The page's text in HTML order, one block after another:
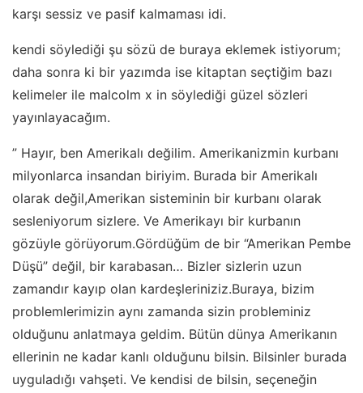
karşı sessiz ve pasif kalmaması idi.
kendi söylediği şu sözü de buraya eklemek istiyorum;
daha sonra ki bir yazımda ise kitaptan seçtiğim bazı
kelimeler ile malcolm x in söylediği güzel sözleri
yayınlayacağım.
” Hayır, ben Amerikalı değilim. Amerikanizmin kurbanı
milyonlarca insandan biriyim. Burada bir Amerikalı
olarak değil,Amerikan sisteminin bir kurbanı olarak
sesleniyorum sizlere. Ve Amerikayı bir kurbanın
gözüyle görüyorum.Gördüğüm de bir “Amerikan Pembe
Düşü” değil, bir karabasan… Bizler sizlerin uzun
zamandır kayıp olan kardeşleriniziz.Buraya, bizim
problemlerimizin aynı zamanda sizin probleminiz
olduğunu anlatmaya geldim. Bütün dünya Amerikanın
ellerinin ne kadar kanlı olduğunu bilsin. Bilsinler burada
uyguladığı vahşeti. Ve kendisi de bilsin, seçeneğin